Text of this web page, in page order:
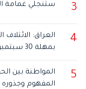
3 ستنجلي غمامة
4
العراق: الائتلاف
بمهلة 30 سبتمبر
5
المواطنة بين
المفهوم وجذوره